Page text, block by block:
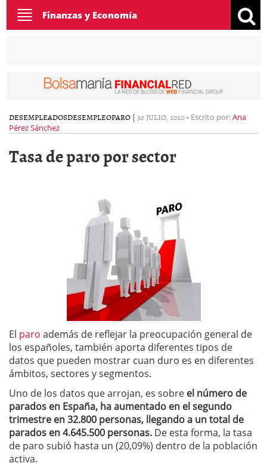
Toggle
navigation
Finanzas y Economía
DESEMPLEADOSDESEMPLEOPARO | 30 JULIO, 2010- Escrito por:Ana
Pérez Sánchez
Tasa de paro por sector
El paro además de reflejar la preocupación general de
los españoles, también aporta diferentes tipos de
datos que pueden mostrar cuan duro es en diferentes
ámbitos, sectores y segmentos.
Uno de los datos que arrojan, es sobre el número de
parados en España, ha aumentado en el segundo
trimestre en 32.800 personas, llegando a un total de
parados en 4.645.500 personas. De esta forma, la tasa
de paro subió hasta un (20,09%) dentro de la población
activa.